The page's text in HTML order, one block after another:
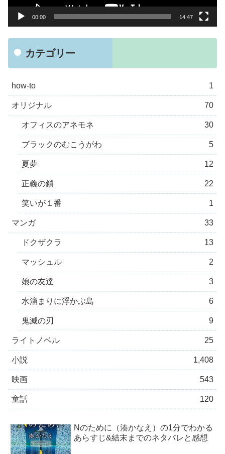
00:00 14:47
カテゴリー
how-to 1
オリジナル 70
オフィスのアネモネ 30
ブラックのむこうがわ 5
夏夢 12
正義の鎖 22
笑いが１番 1
マンガ 33
ドクザクラ 13
マッシュル 2
娘の友達 3
水溜まりに浮かぶ島 6
鬼滅の刃 9
ライトノベル 25
小説 1,408
映画 543
童話 120
Nのために（湊かなえ）の1分でわかる
あらすじ&結末までのネタバレと感想